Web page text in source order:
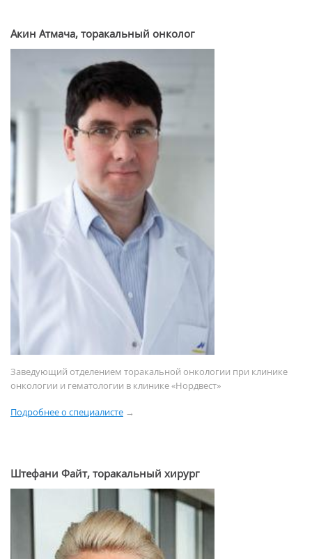
Акин Атмача, торакальный онколог
Заведующий отделением торакальной онкологии при клинике
онкологии и гематологии в клинике «Нордвест»
Подробнее о специалисте →
Штефани Файт, торакальный хирург